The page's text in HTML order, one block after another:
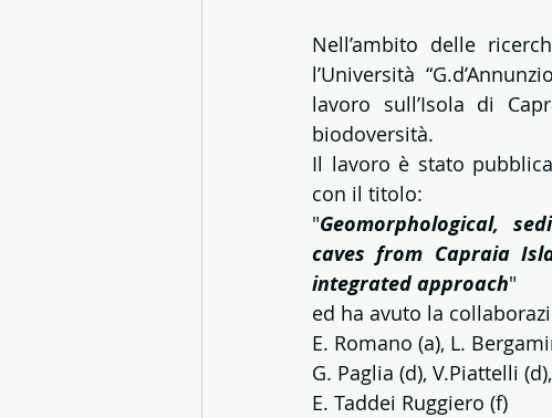
Nell’ambito delle
l’Università
lavoro sull’Isola di
biodoversità.
Il lavoro è stato
con il titolo:
"Geomorphological,
caves from Capraia
integrated approach"
ed ha avuto la
E. Romano (a), L.
G. Paglia (d), V.Piattelli
E. Taddei Ruggiero (f)